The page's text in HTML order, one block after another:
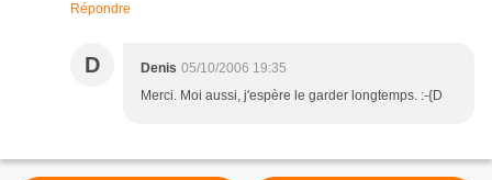
Répondre
D Denis 05/10/2006 19:35
Merci. Moi aussi, j'espère le garder longtemps. :-{D